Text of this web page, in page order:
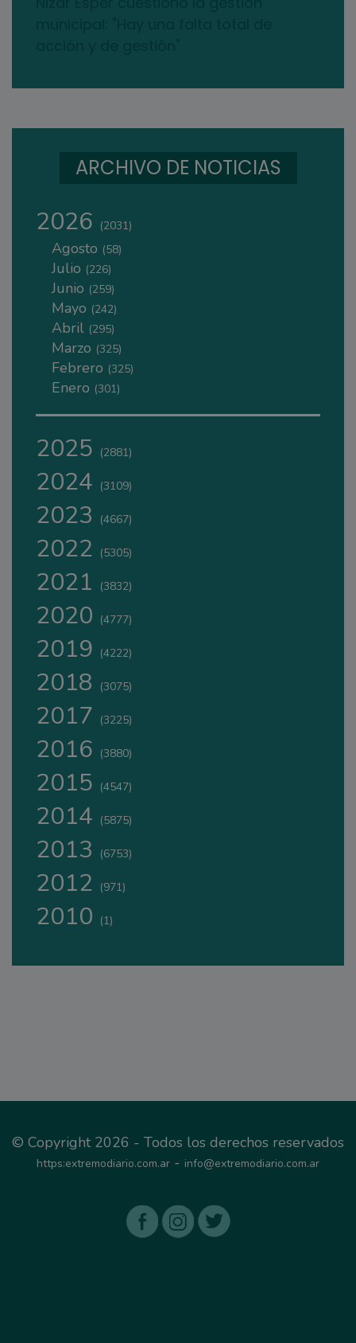
ARCHIVO DE NOTICIAS
2026 (2031)
Agosto (58)
Julio (226)
Junio (259)
Mayo (242)
Abril (295)
Marzo (325)
Febrero (325)
Enero (301)
2025 (2881)
2024 (3109)
2023 (4667)
2022 (5305)
2021 (3832)
2020 (4777)
2019 (4222)
2018 (3075)
2017 (3225)
2016 (3880)
2015 (4547)
2014 (5875)
2013 (6753)
2012 (971)
2010 (1)
© Copyright 2026 - Todos los derechos reservados
https:extremodiario.com.ar - info@extremodiario.com.ar